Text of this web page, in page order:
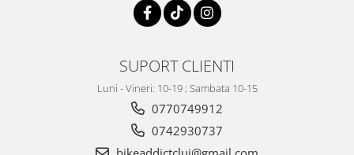
SUPORT CLIENTI
Luni - Vineri: 10-19 ; Sambata 10-15
0770749912
0742930737